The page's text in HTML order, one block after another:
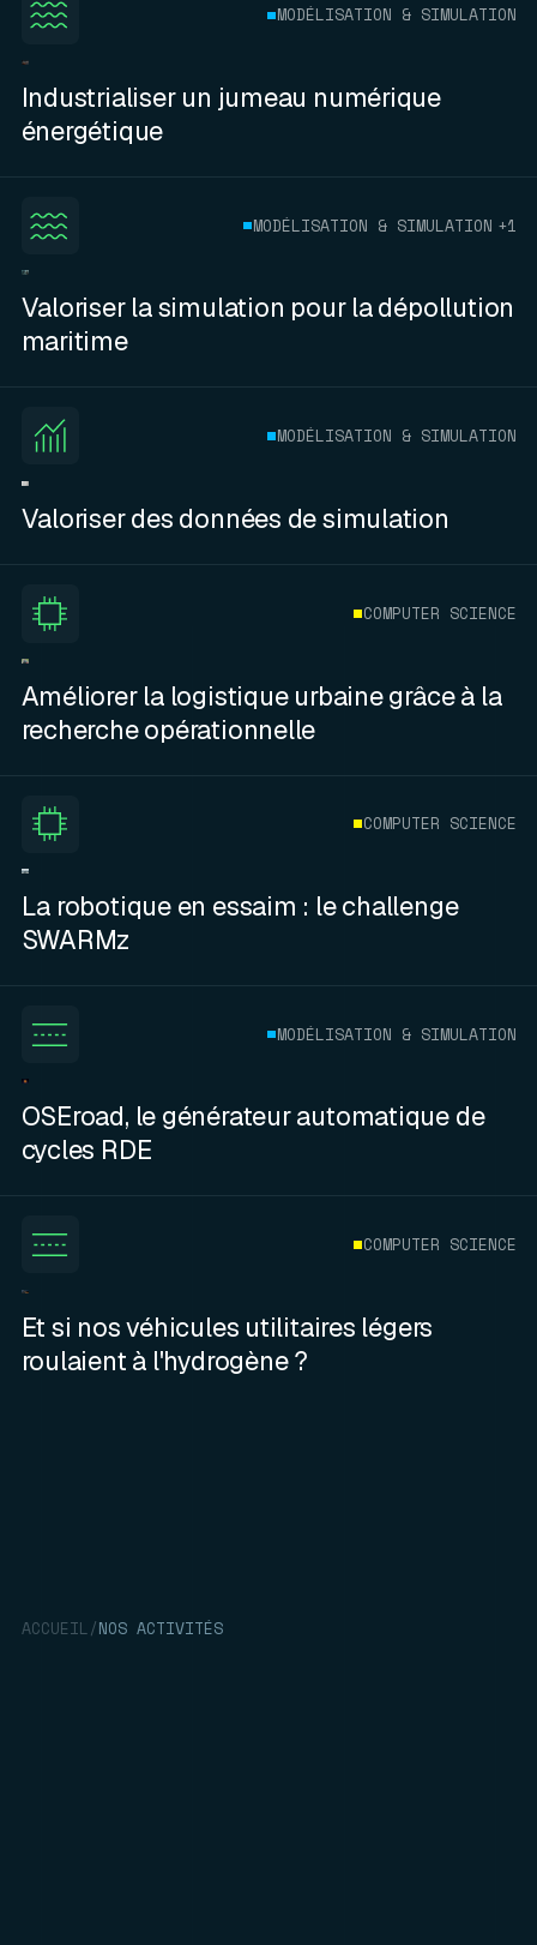
MODÉLISATION & SIMULATION
Industrialiser un jumeau numérique
énergétique
MODÉLISATION & SIMULATION +1
Valoriser la simulation pour la dépollution
maritime
MODÉLISATION & SIMULATION
Valoriser des données de simulation
COMPUTER SCIENCE
Améliorer la logistique urbaine grâce à la
recherche opérationnelle
COMPUTER SCIENCE
La robotique en essaim : le challenge
SWARMz
MODÉLISATION & SIMULATION
OSEroad, le générateur automatique de
cycles RDE
COMPUTER SCIENCE
Et si nos véhicules utilitaires légers
roulaient à l'hydrogène ?
ACCUEIL/NOS ACTIVITÉS